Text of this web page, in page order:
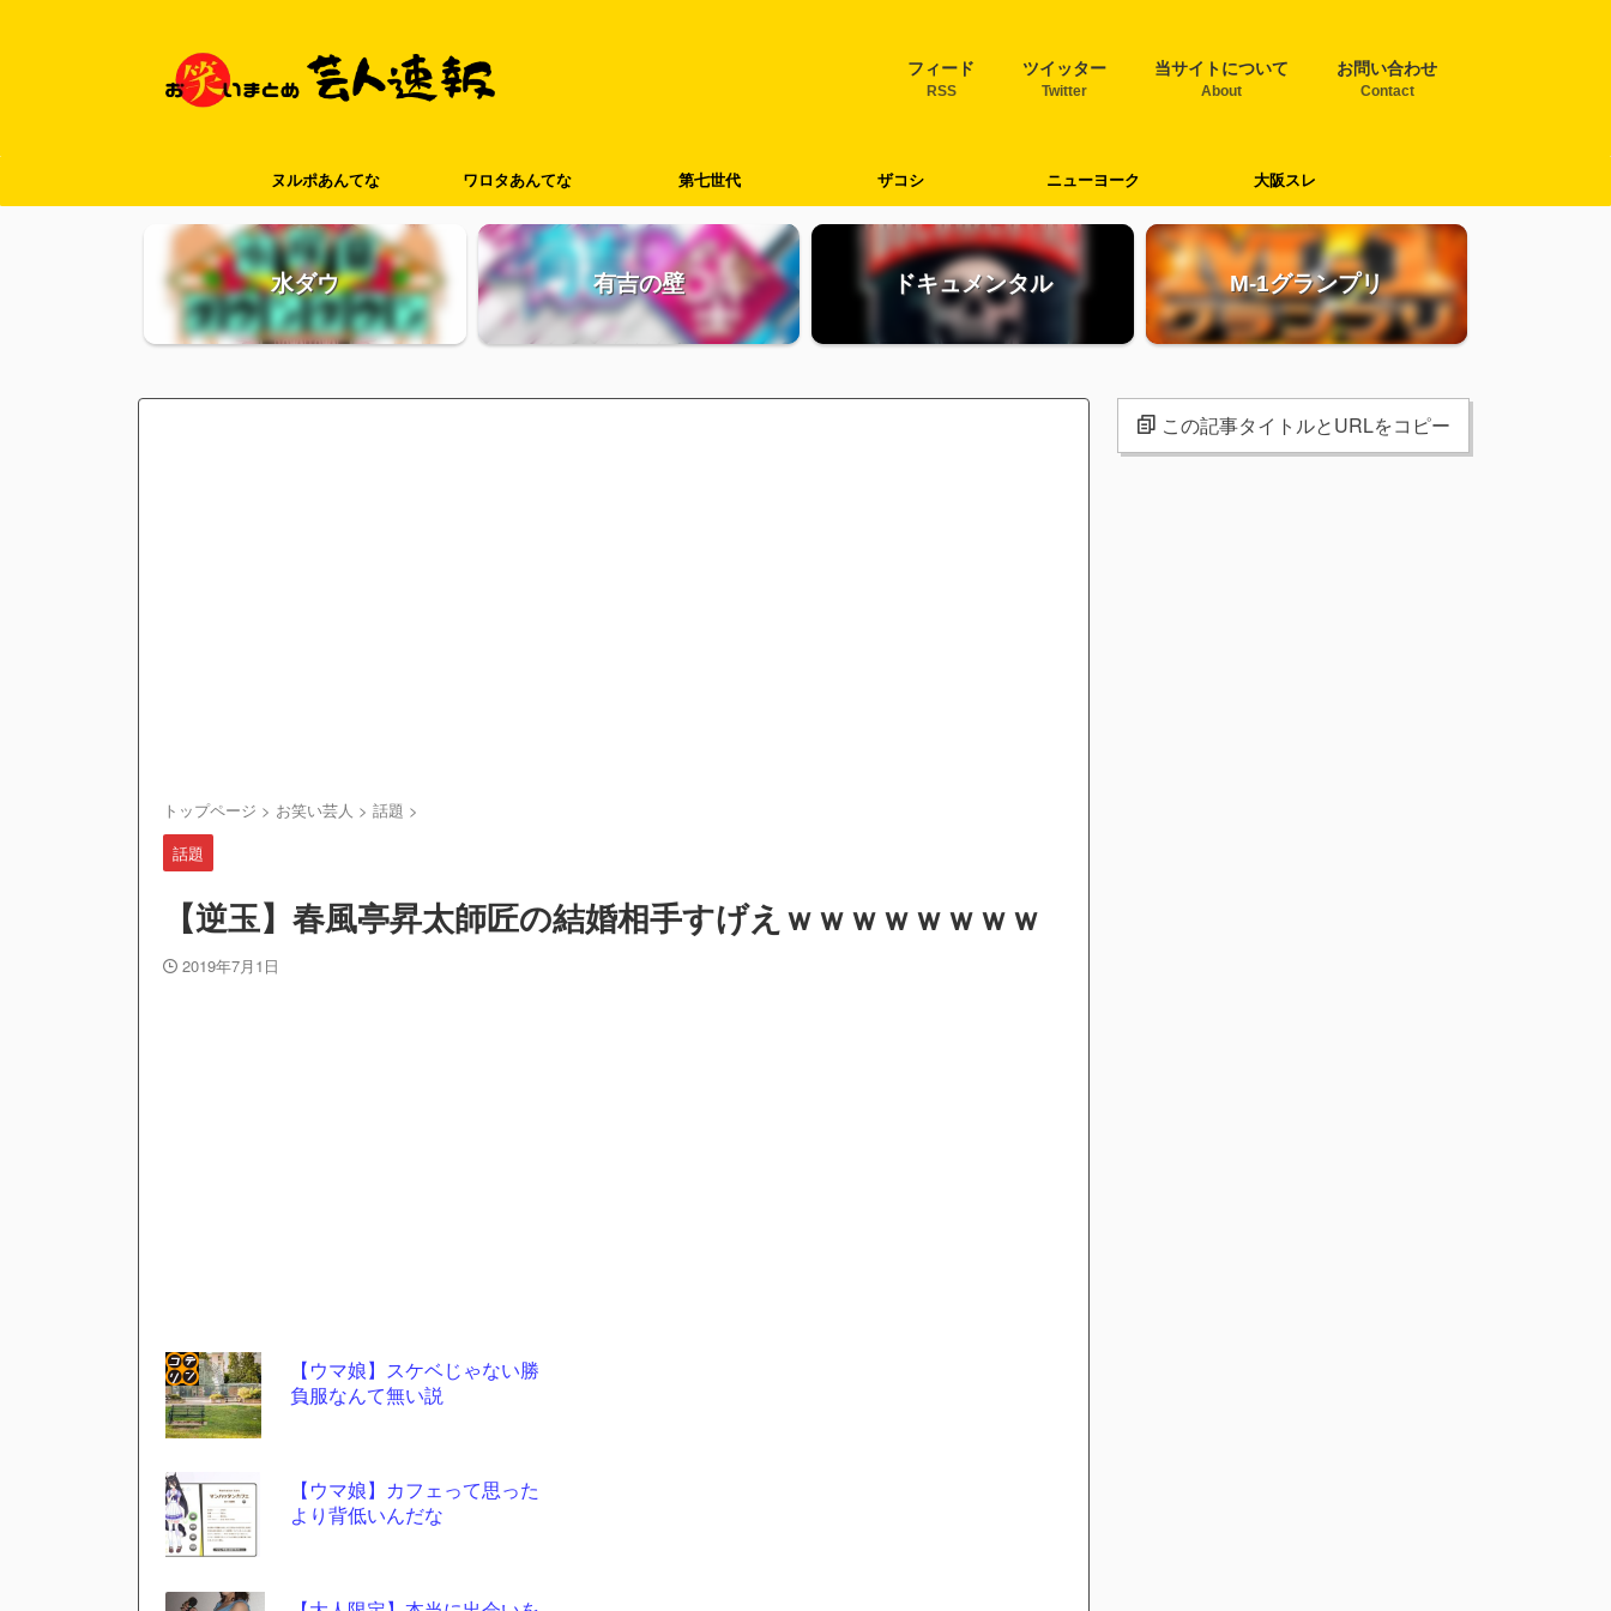
フィード
RSS
ツイッター
Twitter
当サイトについて
About
お問い合わせ
Contact
ヌルポあんてな ワロタあんてな 第七世代 ザコシ ニューヨーク 大阪スレ
水ダウ 有吉の壁 ドキュメンタル M-1グランプリ
トップページ > お笑い芸人 > 話題 >
話題
【逆玉】春風亭昇太師匠の結婚相手すげえｗｗｗｗｗｗｗｗ
2019年7月1日
【ウマ娘】スケベじゃない勝
負服なんて無い説
【ウマ娘】カフェって思った
より背低いんだな
コテ
リン
- 固
定リ
ンク
更新
この記事タイトルとURLをコピー